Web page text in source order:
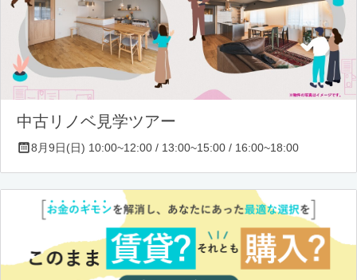
中古リノベ見学ツアー
8月9日(日) 10:00~12:00 / 13:00~15:00 / 16:00~18:00